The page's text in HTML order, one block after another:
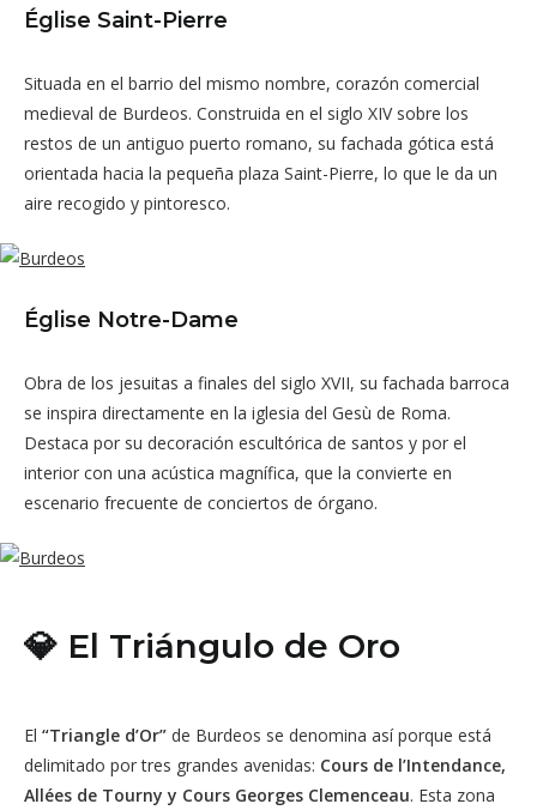
Église Saint-Pierre
Situada en el barrio del mismo nombre, corazón comercial
medieval de Burdeos. Construida en el siglo XIV sobre los
restos de un antiguo puerto romano, su fachada gótica está
orientada hacia la pequeña plaza Saint-Pierre, lo que le da un
aire recogido y pintoresco.
Église Notre-Dame
Obra de los jesuitas a finales del siglo XVII, su fachada barroca
se inspira directamente en la iglesia del Gesù de Roma.
Destaca por su decoración escultórica de santos y por el
interior con una acústica magnífica, que la convierte en
escenario frecuente de conciertos de órgano.
💎 El Triángulo de Oro
El “Triangle d’Or” de Burdeos se denomina así porque está
delimitado por tres grandes avenidas: Cours de l’Intendance,
Allées de Tourny y Cours Georges Clemenceau. Esta zona